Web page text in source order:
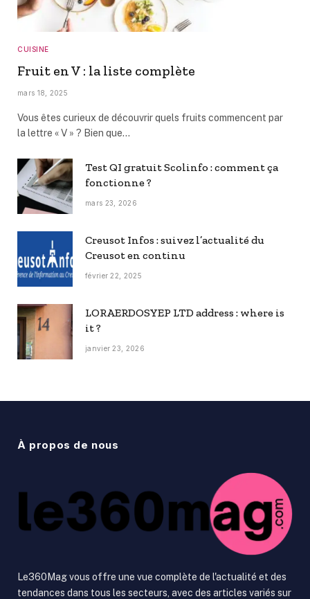
CUISINE
Fruit en V : la liste complète
mars 18, 2025
Vous êtes curieux de découvrir quels fruits commencent par
la lettre « V » ? Bien que…
Test QI gratuit Scolinfo : comment ça
fonctionne ?
mars 23, 2026
Creusot Infos : suivez l’actualité du
Creusot en continu
février 22, 2025
LORAERDOSYEP LTD address : where is
it ?
janvier 23, 2026
À propos de nous
Le360Mag vous offre une vue complète de l'actualité et des
tendances dans tous les secteurs, avec des articles variés sur